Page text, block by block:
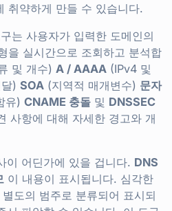
취약하게 만들 수 있습니다.
는 사용자가 입력한 도메인의
을 실시간으로 조회하고 분석합
및 개수) A / AAAA (IPv4 및
) SOA (지역적 매개변수) 문자
유) CNAME 충돌 및 DNSSEC
사항에 대해 자세한 경고와 개
이 어딘가에 있을 겁니다. DNS
이 내용이 표시됩니다. 심각한
도의 범주로 분류되어 표시되